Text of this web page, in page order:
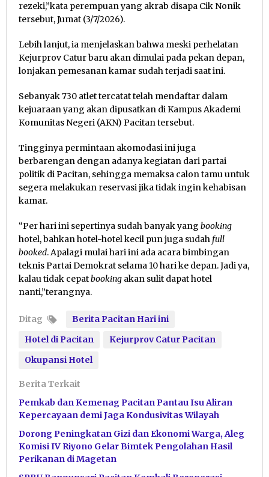
rezeki,”kata perempuan yang akrab disapa Cik Nonik
tersebut, Jumat (3/7/2026).
Lebih lanjut, ia menjelaskan bahwa meski perhelatan
Kejurprov Catur baru akan dimulai pada pekan depan,
lonjakan pemesanan kamar sudah terjadi saat ini.
Sebanyak 730 atlet tercatat telah mendaftar dalam
kejuaraan yang akan dipusatkan di Kampus Akademi
Komunitas Negeri (AKN) Pacitan tersebut.
Tingginya permintaan akomodasi ini juga
berbarengan dengan adanya kegiatan dari partai
politik di Pacitan, sehingga memaksa calon tamu untuk
segera melakukan reservasi jika tidak ingin kehabisan
kamar.
“Per hari ini sepertinya sudah banyak yang booking
hotel, bahkan hotel-hotel kecil pun juga sudah full
booked. Apalagi mulai hari ini ada acara bimbingan
teknis Partai Demokrat selama 10 hari ke depan. Jadi ya,
kalau tidak cepatbooking akan sulit dapat hotel
nanti,”terangnya.
Ditag
Berita Pacitan Hari ini
Hotel di Pacitan
Kejurprov Catur Pacitan
Okupansi Hotel
Berita Terkait
Pemkab dan Kemenag Pacitan Pantau Isu Aliran
Kepercayaan demi Jaga Kondusivitas Wilayah
Dorong Peningkatan Gizi dan Ekonomi Warga, Aleg
Komisi IV Riyono Gelar Bimtek Pengolahan Hasil
Perikanan di Magetan